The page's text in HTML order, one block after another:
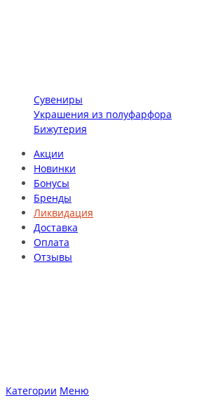
Сувениры
Украшения из полуфарфора
Бижутерия
Акции
Новинки
Бонусы
Бренды
Ликвидация
Доставка
Оплата
Отзывы
Категории Меню